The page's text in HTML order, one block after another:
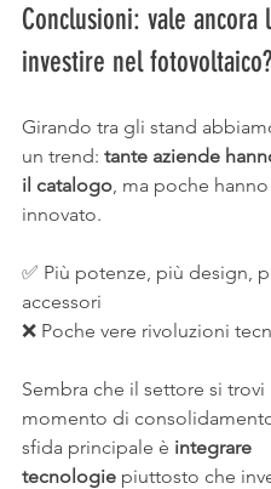
Conclusioni: vale ancora
investire nel fotovoltaico?
Girando tra gli stand
un trend: tante aziende
il catalogo , ma poche
innovato.
✅ Più potenze, più design,
accessori
❌ Poche vere rivoluzioni
Sembra che il settore si trovi
momento di
sfida principale è integrare
tecnologie piuttosto che